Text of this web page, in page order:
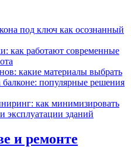
под ключ как осознанный
как работают современные
какие материалы выбрать
популярные решения
как минимизировать
эксплуатации зданий
и ремонте